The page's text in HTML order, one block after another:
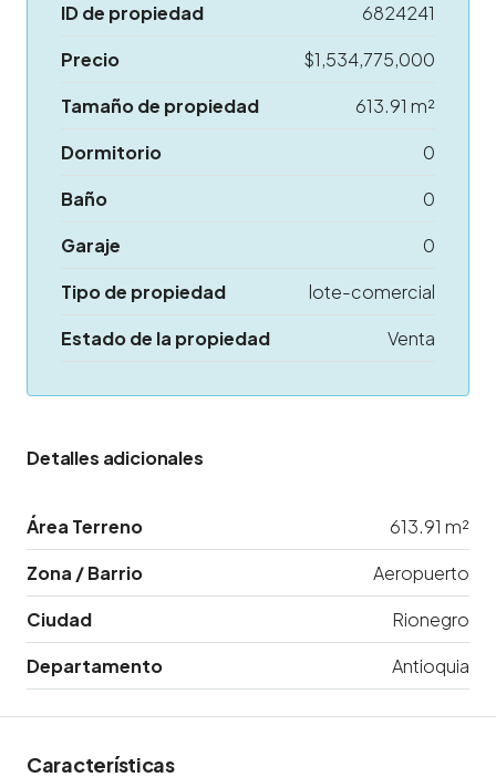
ID de propiedad
6824241
Precio
$1,534,775,000
Tamaño de propiedad
613.91 m²
Dormitorio
0
Baño
0
Garaje
0
Tipo de propiedad
lote-comercial
Estado de la propiedad
Venta
Detalles adicionales
Área Terreno
613.91 m²
Zona / Barrio
Aeropuerto
Ciudad
Rionegro
Departamento
Antioquia
Características